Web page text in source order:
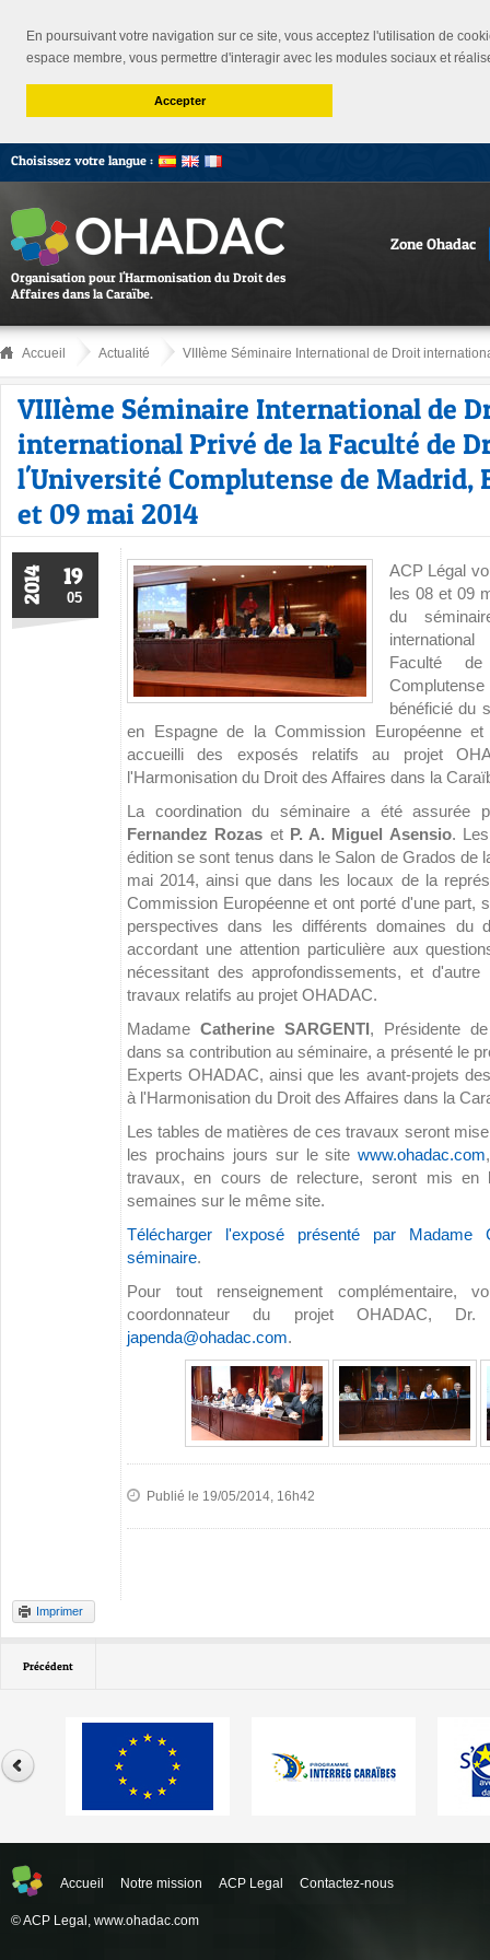
En poursuivant votre navigation sur ce site, vous acceptez l'utilisation de
espace membre, vous permettre d'interagir avec les modules sociaux et
Accepter
Choisissez votre langue :
Organisation pour l'Harmonisation du Droit des
Affaires dans la Caraïbe.
Zone Ohadac
Accueil Actualité VIIIème Séminaire International de Droit
VIIIème Séminaire International de
international Privé de la Faculté de
l'Université Complutense de Madrid,
et 09 mai 2014
19
05
2014
ACP Légal
les 08 et 09
du
Faculté
Complutense
bénéficié du
en Espagne de la Commission Européenne
accueilli des exposés relatifs au projet
l'Harmonisation du Droit des Affaires dans la
La coordination du séminaire a été assurée
Fernandez Rozas et P. A. Miguel Asensio.
édition se sont tenus dans le Salon de Grados de
mai 2014, ainsi que dans les locaux de la
Commission Européenne et ont porté d'une part,
perspectives dans les différents domaines du
accordant une attention particulière aux
nécessitant des approfondissements, et
travaux relatifs au projet OHADAC.
Madame Catherine SARGENTI, Présidente
dans sa contribution au séminaire, a présenté le
Experts OHADAC, ainsi que les avant-projets
à l'Harmonisation du Droit des Affaires dans la
Les tables de matières de ces travaux seront
les prochains jours sur le sitewww.ohadac.com
travaux, en cours de relecture, seront mis en
semaines sur le même site.
Télécharger l'exposé présenté par Madame
séminaire.
Pour tout renseignement complémentaire,
coordonnateur du projet OHADAC,
japenda@ohadac.com.
Publié le 19/05/2014, 16h42
Imprimer
Précédent
Accueil Notre mission ACP Legal Contactez-nous
© ACP Legal, www.ohadac.com